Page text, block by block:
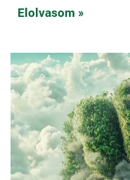
Elolvasom »